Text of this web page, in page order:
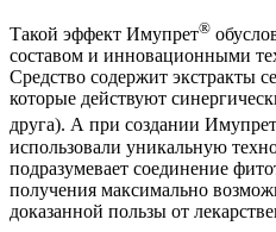
Такой эффект Имупрет®
составом и инновационными
Средство содержит экстракты
которые действуют
друга). А при создании Имупрет
использовали уникальную
подразумевает соединение
получения максимально
доказанной пользы от